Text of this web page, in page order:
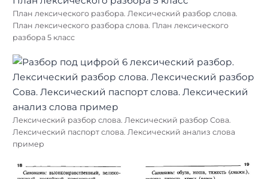
План лексического разбора. Лексический разбор слова.
План лексического разбора слова. План лексического
разбора 5 класс
Лексический разбор слова. Лексический разбор Сова.
Лексический паспорт слова. Лексический анализ слова
пример